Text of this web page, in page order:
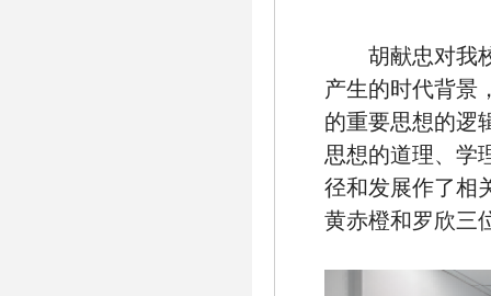
胡献忠对我
产生的时代背景
的重要思想的逻
思想的道理、学
径和发展作了相
黄赤橙和罗欣三